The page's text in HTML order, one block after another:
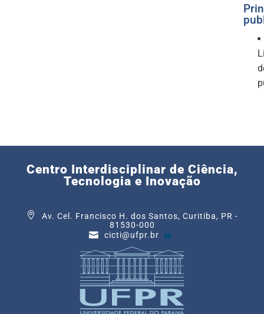
Centro Interdisciplinar de Ciência,
Tecnologia e Inovação
Av. Cel. Francisco H. dos Santos, Curitiba, PR -
81530-000
cicti@ufpr.br